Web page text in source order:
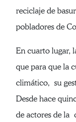
reciclaje de
pobladores de
En cuarto lugar,
que para que la
climático, su
Desde hace
de actores de la